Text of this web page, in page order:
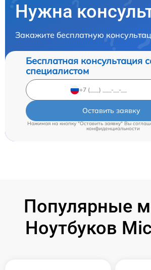
Нужна
Закажите бесплатную
Бесплатная консультация
специалистом
Оставить заявку
Нажимая на кнопку "Оставить заявку" Вы
конфиденциальности
Популярные
Ноутбуков